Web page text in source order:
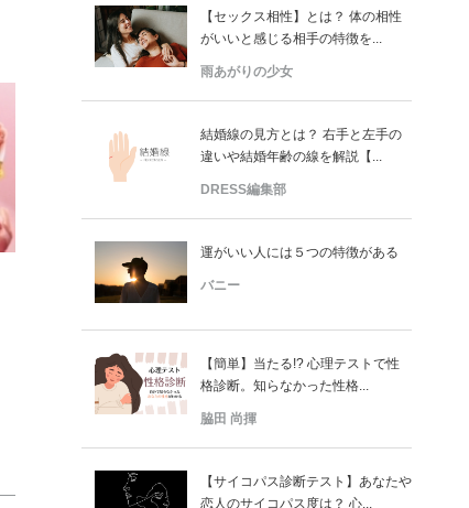
【セックス相性】とは？ 体の相性
がいいと感じる相手の特徴を...
雨あがりの少女
結婚線の見方とは？ 右手と左手の
違いや結婚年齢の線を解説【...
DRESS編集部
運がいい人には５つの特徴がある
バニー
【簡単】当たる!? 心理テストで性
格診断。知らなかった性格...
脇田 尚揮
【サイコパス診断テスト】あなたや
恋人のサイコパス度は？ 心...